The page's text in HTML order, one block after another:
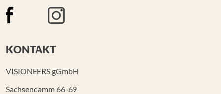
KONTAKT
VISIONEERS gGmbH
Sachsendamm 66-69